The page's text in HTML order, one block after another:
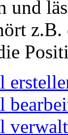
und
z.B.